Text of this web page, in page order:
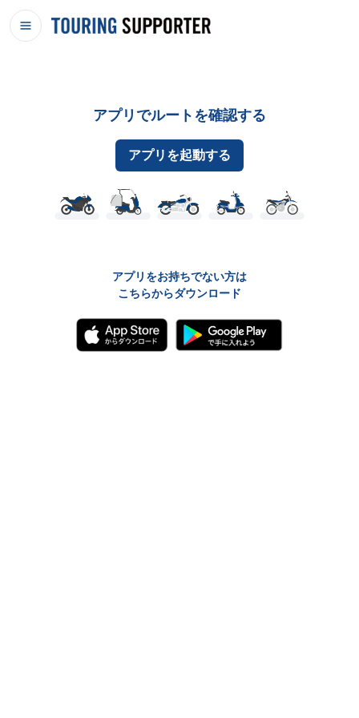
アプリでルートを確認する
アプリを起動する
アプリをお持ちでない方は
こちらからダウンロード